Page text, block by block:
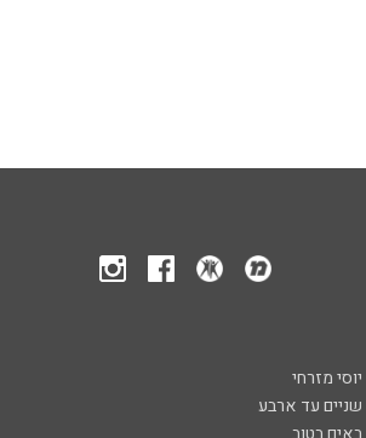
יוסי מזרחי
שניים עד ארבע